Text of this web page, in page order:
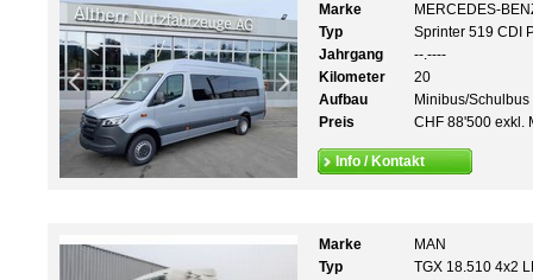
Marke
MERCEDES-
Typ
Sprinter 519 CDI
Jahrgang
--.----
Kilometer
20
Aufbau
Minibus/Schulbus
Preis
CHF 88'500 exkl.
Info / Kontakt
Marke
MAN
Typ
TGX 18.510 4x2